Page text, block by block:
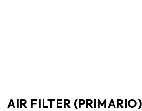
AIR FILTER (PRIMARIO)